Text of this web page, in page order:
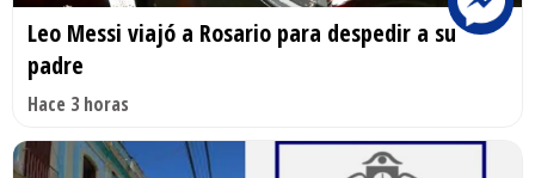
Leo Messi viajó a Rosario para despedir a su
padre
Hace 3 horas